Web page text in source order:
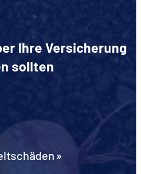
Ihre Versicherung
sollten
»